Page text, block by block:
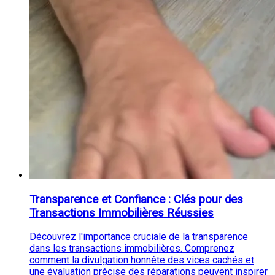
Transparence et Confiance : Clés pour des
Transactions Immobilières Réussies
Découvrez l'importance cruciale de la transparence
dans les transactions immobilières. Comprenez
comment la divulgation honnête des vices cachés et
une évaluation précise des réparations peuvent inspirer